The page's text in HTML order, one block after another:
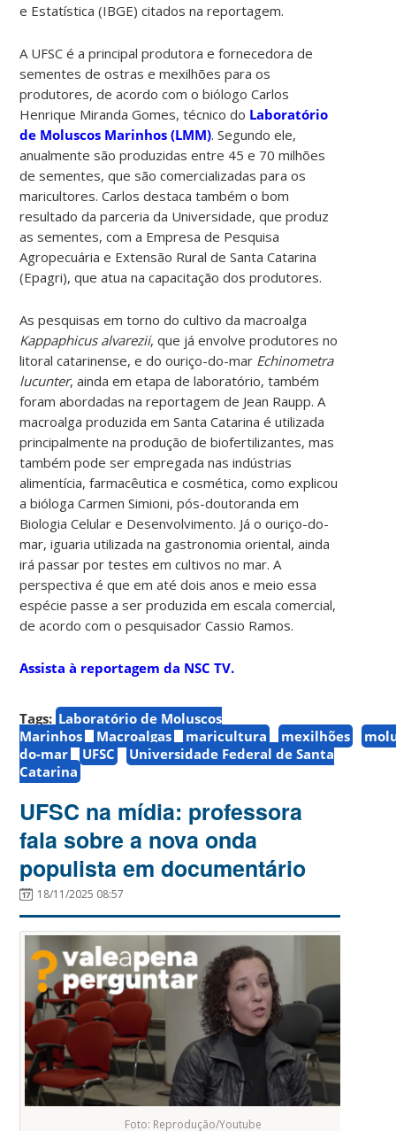
e Estatística (IBGE) citados na reportagem.
A UFSC é a principal produtora e fornecedora de
sementes de ostras e mexilhões para os
produtores, de acordo com o biólogo Carlos
Henrique Miranda Gomes, técnico do Laboratório
de Moluscos Marinhos (LMM). Segundo ele,
anualmente são produzidas entre 45 e 70 milhões
de sementes, que são comercializadas para os
maricultores. Carlos destaca também o bom
resultado da parceria da Universidade, que produz
as sementes, com a Empresa de Pesquisa
Agropecuária e Extensão Rural de Santa Catarina
(Epagri), que atua na capacitação dos produtores.
As pesquisas em torno do cultivo da macroalga
Kappaphicus alvarezii, que já envolve produtores no
litoral catarinense, e do ouriço-do-mar Echinometra
lucunter, ainda em etapa de laboratório, também
foram abordadas na reportagem de Jean Raupp. A
macroalga produzida em Santa Catarina é utilizada
principalmente na produção de biofertilizantes, mas
também pode ser empregada nas indústrias
alimentícia, farmacêutica e cosmética, como explicou
a bióloga Carmen Simioni, pós-doutoranda em
Biologia Celular e Desenvolvimento. Já o ouriço-do-
mar, iguaria utilizada na gastronomia oriental, ainda
irá passar por testes em cultivos no mar. A
perspectiva é que em até dois anos e meio essa
espécie passe a ser produzida em escala comercial,
de acordo com o pesquisador Cassio Ramos.
Assista à reportagem da NSC TV.
Tags: Laboratório de Moluscos
Marinhos
Macroalgas maricultura mexilhões
do-mar
UFSC
Universidade Federal de Santa
Catarina
UFSC na mídia: professora
fala sobre a nova onda
populista em documentário
18/11/2025 08:57
Foto: Reprodução/Youtube